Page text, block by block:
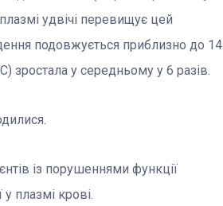
удвічі перевищує цей
подовжується приблизно до 14
зростала у середньому у 6 разів.
із порушеннями функції
плазмі крові.